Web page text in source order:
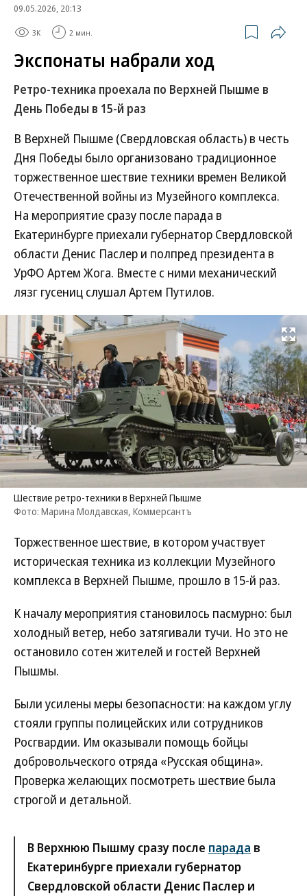
09.05.2026, 20:13
3K 2 мин.
Экспонаты набрали ход
Ретро-техника проехала по Верхней Пышме в
День Победы в 15-й раз
В Верхней Пышме (Свердловская область) в честь
Дня Победы было организовано традиционное
торжественное шествие техники времен Великой
Отечественной войны из Музейного комплекса.
На мероприятие сразу после парада в
Екатеринбурге приехали губернатор Свердловской
области Денис Паслер и полпред президента в
УрФО Артем Жога. Вместе с ними механический
лязг гусениц слушал Артем Путилов.
Развернуть
Шествие ретро-техники в Верхней Пышме
Фото: Марина Молдавская, Коммерсантъ
Торжественное шествие, в котором участвует
историческая техника из коллекции Музейного
комплекса в Верхней Пышме, прошло в 15-й раз.
К началу мероприятия становилось пасмурно: был
холодный ветер, небо затягивали тучи. Но это не
остановило сотен жителей и гостей Верхней
Пышмы.
Были усилены меры безопасности: на каждом углу
стояли группы полицейских или сотрудников
Росгвардии. Им оказывали помощь бойцы
добровольческого отряда «Русская община».
Проверка желающих посмотреть шествие была
строгой и детальной.
В Верхнюю Пышму сразу после парада в
Екатеринбурге приехали губернатор
Свердловской области Денис Паслер и